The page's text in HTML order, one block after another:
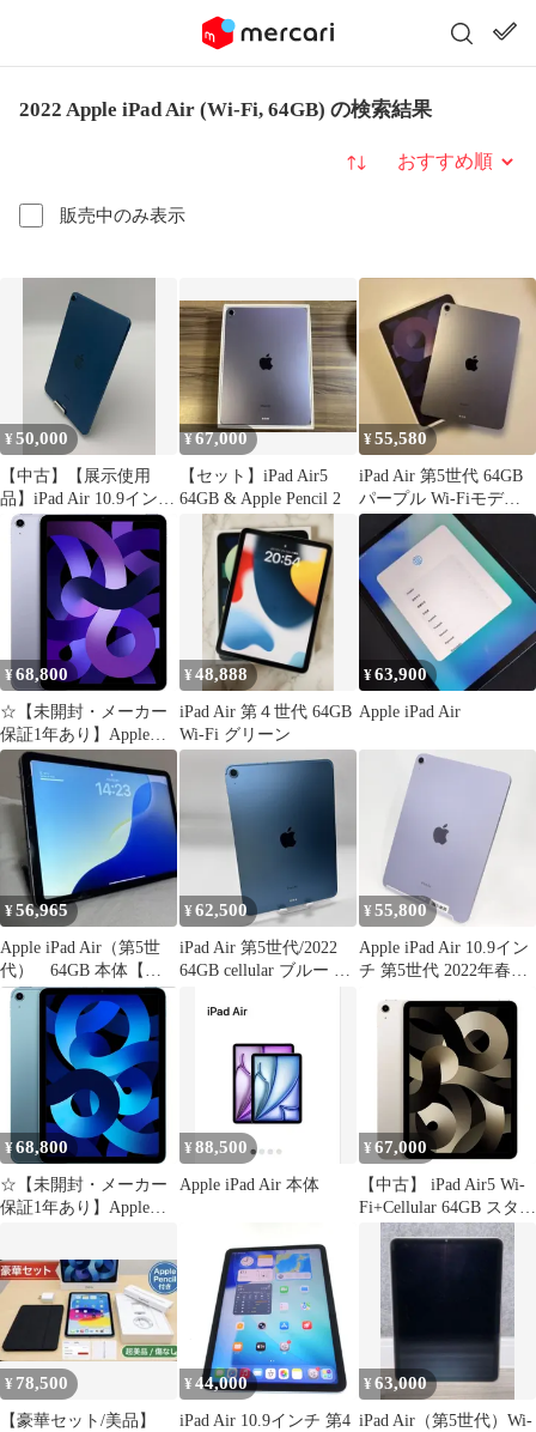
2022 Apple iPad Air (Wi-Fi, 64GB) の検索結果
販売中のみ表示
並び替え
¥50,000
【中古】【展示使用
品】iPad Air 10.9インチ
第5世代(2022) Wi-Fiモ
デル 64GB 3J982J/A ブ
ルー（10日間保証）
¥67,000
【セット】iPad Air5
64GB & Apple Pencil 2
¥55,580
iPad Air 第5世代 64GB
パープル Wi-Fiモデル
美品
¥68,800
☆【未開封・メーカー
保証1年あり】Apple
iPad Air 第5世代 10.9イ
ンチ Wi-Fiモデル 64GB
アップル認定正規品 パ
ープル
¥48,888
iPad Air 第４世代 64GB
Wi-Fi グリーン
¥63,900
Apple iPad Air
¥56,965
Apple iPad Air（第5世
代） 64GB 本体【傷
あり】 【買って】
¥62,500
iPad Air 第5世代/2022
64GB cellular ブルー B
スポット ipadair5 アイ
パッド エアー apple バ
ッテリー88%
¥55,800
Apple iPad Air 10.9イン
チ 第5世代 2022年春モ
mme23j-a パープル 整
備済みアウトレット品
[中古(C)]
¥68,800
☆【未開封・メーカー
保証1年あり】Apple
ブルー M1チップ搭載
アップル認定正規品
¥88,500
Apple iPad Air 本体
¥ 67,000
【中古】 iPad Air5 Wi-
Fi+Cellular 64GB スター
ライト A2589 2022年
SIMフリー 本体 タブレ
ット アイパッド アップ
ル apple 【送料無料】
ipda5mtm2789
¥ 78,500
【豪華セット/美品】
¥ 44,000
iPad Air 10.9インチ 第4
¥63,000
iPad Air（第5世代）Wi-